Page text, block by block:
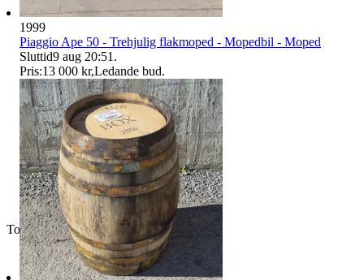
Toppsäljare
1999
Piaggio Ape 50 - Trehjulig flakmoped - Mopedbil - Moped
Sluttid9 aug 20:51 .
Pris:13 000 kr,Ledande bud.